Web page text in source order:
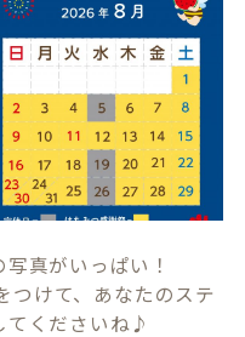
真がいっぱい！
つけて、あなたのステ
てくださいね♪